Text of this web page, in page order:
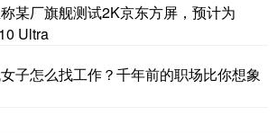
某厂旗舰测试2K京东方屏，预计为
Ultra
子怎么找工作？千年前的职场比你想象